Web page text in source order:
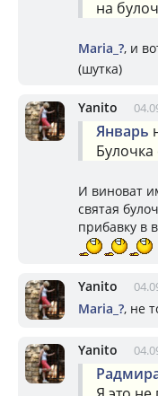
на
Mariа_?, и
(шутка)
Yanito
Январь
И виноват
святая
прибавку в
Yanito
Mariа_?, не
Yanito